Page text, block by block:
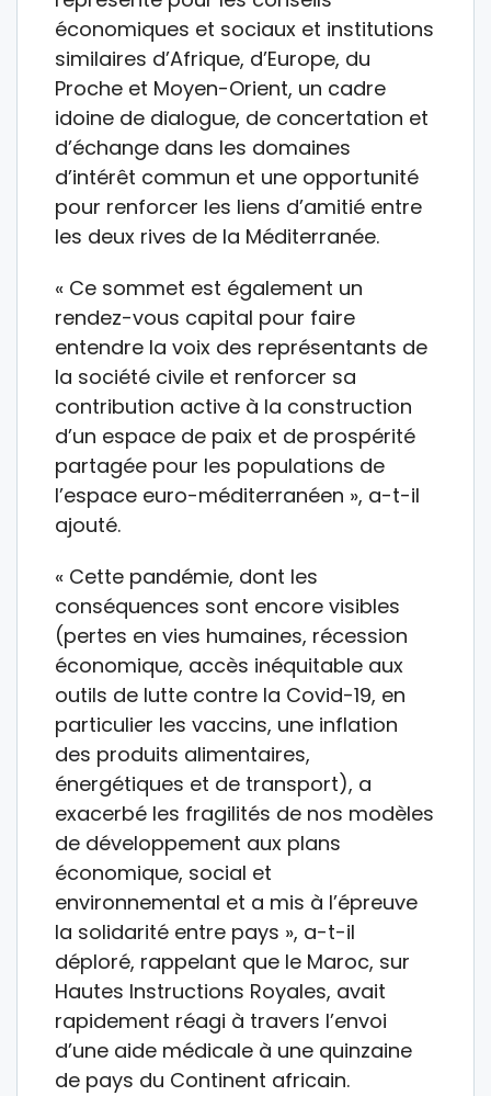
économiques et sociaux et institutions
similaires d’Afrique, d’Europe, du
Proche et Moyen-Orient, un cadre
idoine de dialogue, de concertation et
d’échange dans les domaines
d’intérêt commun et une opportunité
pour renforcer les liens d’amitié entre
les deux rives de la Méditerranée.
« Ce sommet est également un
rendez-vous capital pour faire
entendre la voix des représentants de
la société civile et renforcer sa
contribution active à la construction
d’un espace de paix et de prospérité
partagée pour les populations de
l’espace euro-méditerranéen », a-t-il
ajouté.
« Cette pandémie, dont les
conséquences sont encore visibles
(pertes en vies humaines, récession
économique, accès inéquitable aux
outils de lutte contre la Covid-19, en
particulier les vaccins, une inflation
des produits alimentaires,
énergétiques et de transport), a
exacerbé les fragilités de nos modèles
de développement aux plans
économique, social et
environnemental et a mis à l’épreuve
la solidarité entre pays », a-t-il
déploré, rappelant que le Maroc, sur
Hautes Instructions Royales, avait
rapidement réagi à travers l’envoi
d’une aide médicale à une quinzaine
de pays du Continent africain.